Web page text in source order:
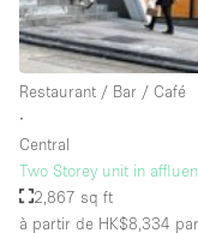
Smoking Area
Soundproof
Sur Rue
Restaurant / Bar / Café
∙
Central
Two Storey unit in
2,867 sq ft
à partir de HK$8,334